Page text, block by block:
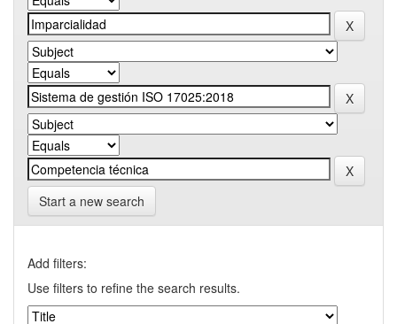
Start a new search
Add filters:
Use filters to refine the search results.